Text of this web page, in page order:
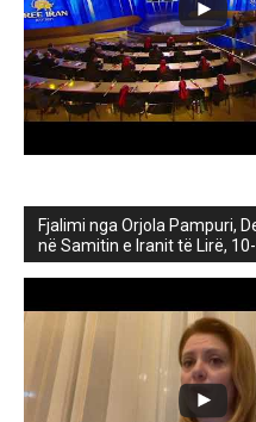
Fjalimi nga Orjola Pampuri,
në Samitin e Iranit të Lirë,